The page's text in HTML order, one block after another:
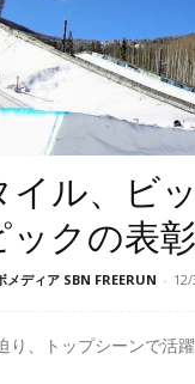
イル、ビ
クの表
メディア SBN FREERUN -
り、トップシーンで活